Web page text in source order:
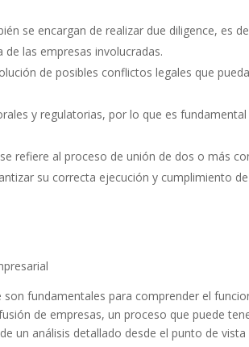
se encargan de realizar due diligence, es
las empresas involucradas.
de posibles conflictos legales que
y regulatorias, por lo que es
refiere al proceso de unión de dos o más
su correcta ejecución y cumplimiento
fundamentales para comprender el
de empresas, un proceso que puede
un análisis detallado desde el punto de vista